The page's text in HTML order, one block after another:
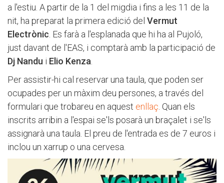
a l'estiu. A partir de la 1 del migdia i fins a les 11 de la
nit, ha preparat la primera edició del Vermut
Electrònic . Es farà a l'esplanada que hi ha al Pujoló,
just davant de l'EAS, i comptarà amb la participació de
Dj Nandu i Elio Kenza
Per assistir-hi cal reservar una taula, que poden ser
ocupades per un màxim deu persones, a través del
formulari que trobareu en aquest enllaç . Quan els
inscrits arribin a l'espai se'ls posarà un braçalet i se'ls
assignarà una taula. El preu de l'entrada es de 7 euros i
inclou un xarrup o una cervesa.